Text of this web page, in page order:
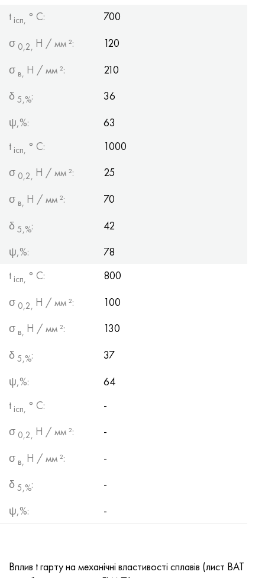
t ісп, ° С:
700
σ 0,2, Н / мм ²:
120
σ в, Н / мм ²:
210
δ 5,%:
36
ψ,%:
63
t ісп, ° С:
1000
σ 0,2, Н / мм ²:
25
σ в, Н / мм ²:
70
δ 5,%:
42
ψ,%:
78
t ісп, ° С:
800
σ 0,2, Н / мм ²:
100
σ в, Н / мм ²:
130
δ 5,%:
37
ψ,%:
64
t ісп, ° С:
-
σ 0,2, Н / мм ²:
-
σ в, Н / мм ²:
-
δ 5,%:
-
ψ,%:
-
Вплив t гарту на механічні властивості сплавів (лист ВАТ